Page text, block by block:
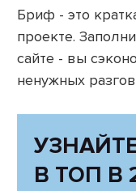
Бриф - это
проекте.
сайте - вы
ненужных
В ТОП В